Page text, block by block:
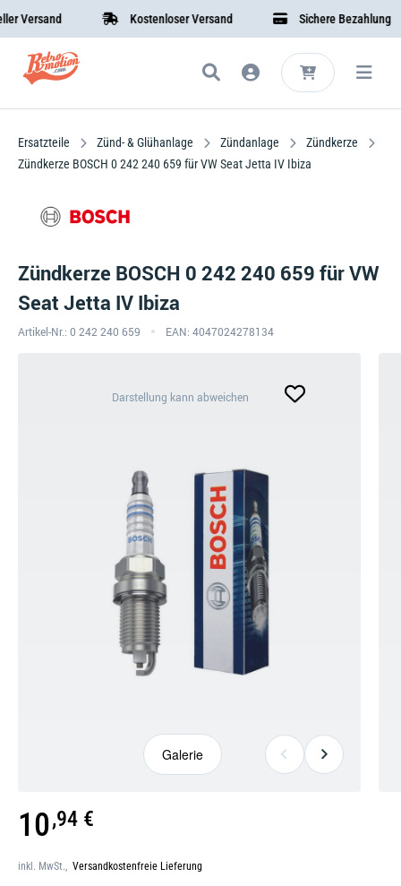
Kostenloser Versand Sichere Bezahlung
Ersatzteile Zünd- & Glühanlage Zündanlage
Zündkerze
Zündkerze BOSCH 0 242 240 659 für VW Seat Jetta IV Ibiza
Zündkerze BOSCH 0 242 240 659 für VW
Seat Jetta IV Ibiza
Artikel-Nr.: 0 242 240 659 EAN: 4047024278134
Galerie
öffnen
Darstellung kann abweichen
Galerie
10,94 €
inkl. MwSt., Versandkostenfreie Lieferung